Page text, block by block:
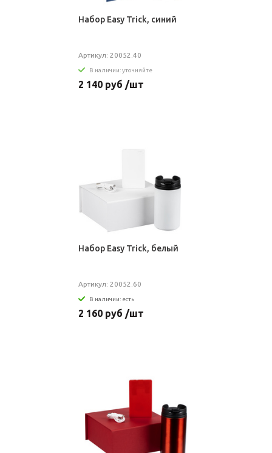
Набор Easy Trick, синий
Артикул: 20052.40
В наличии: уточняйте
2 140 руб /шт
Набор Easy Trick, белый
Артикул: 20052.60
В наличии: есть
2 160 руб /шт